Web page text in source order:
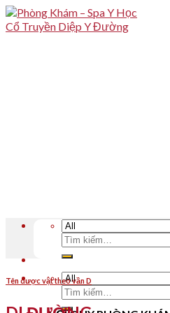
Skip
to
Tìm
kiếm:
Tìm
kiếm:
Tên dược vật theo vần D